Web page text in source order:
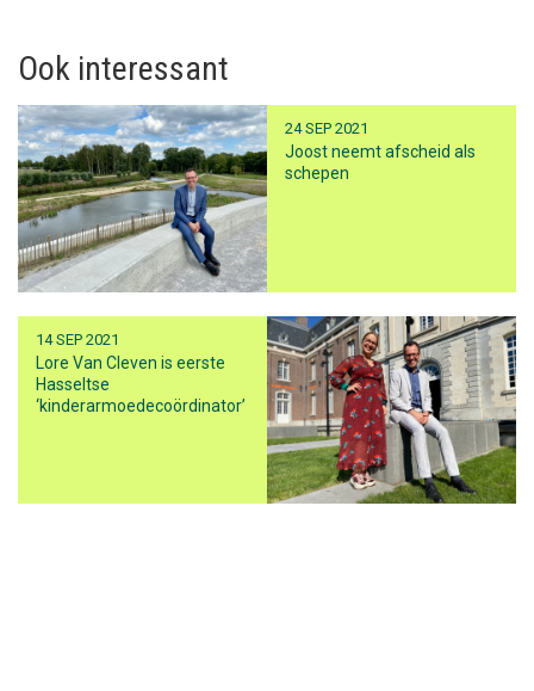
Ook interessant
24 SEP 2021
Joost neemt afscheid als
schepen
14 SEP 2021
Lore Van Cleven is eerste
Hasseltse
‘kinderarmoedecoördinator’